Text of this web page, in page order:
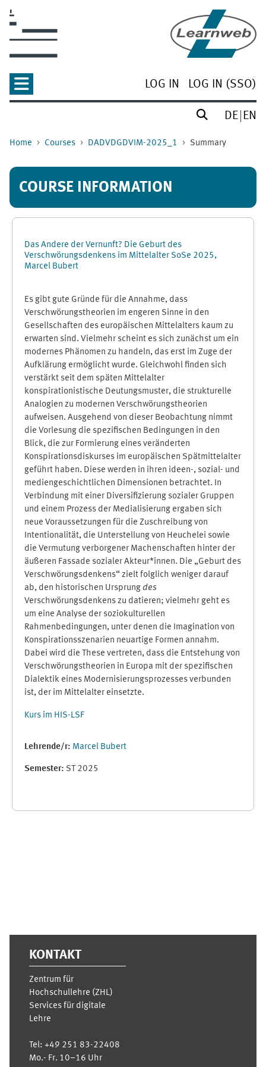
LOG IN LOG IN (SSO)
DE EN
Home Courses DADVDGDVIM-2025_1 Summary
COURSE INFORMATION
Das Andere der Vernunft? Die Geburt des
Verschwörungsdenkens im Mittelalter SoSe 2025,
Marcel Bubert
Es gibt gute Gründe für die Annahme, dass
Verschwörungstheorien im engeren Sinne in den
Gesellschaften des europäischen Mittelalters kaum zu
erwarten sind. Vielmehr scheint es sich zunächst um ein
modernes Phänomen zu handeln, das erst im Zuge der
Aufklärung ermöglicht wurde. Gleichwohl finden sich
verstärkt seit dem späten Mittelalter
konspirationistische Deutungsmuster, die strukturelle
Analogien zu modernen Verschwörungstheorien
aufweisen. Ausgehend von dieser Beobachtung nimmt
die Vorlesung die spezifischen Bedingungen in den
Blick, die zur Formierung eines veränderten
Konspirationsdiskurses im europäischen Spätmittelalter
geführt haben. Diese werden in ihren ideen-, sozial- und
mediengeschichtlichen Dimensionen betrachtet. In
Verbindung mit einer Diversifizierung sozialer Gruppen
und einem Prozess der Medialisierung ergaben sich
neue Voraussetzungen für die Zuschreibung von
Intentionalität, die Unterstellung von Heuchelei sowie
die Vermutung verborgener Machenschaften hinter der
äußeren Fassade sozialer Akteur*innen. Die „Geburt des
Verschwörungsdenkens“ zielt folglich weniger darauf
ab, den historischen Ursprung des
Verschwörungsdenkens zu datieren; vielmehr geht es
um eine Analyse der soziokulturellen
Rahmenbedingungen, unter denen die Imagination von
Konspirationsszenarien neuartige Formen annahm.
Dabei wird die These vertreten, dass die Entstehung von
Verschwörungstheorien in Europa mit der spezifischen
Dialektik eines Modernisierungsprozesses verbunden
ist, der im Mittelalter einsetzte.
Kurs im HIS-LSF
Lehrende/r: Marcel Bubert
Semester: ST 2025
KONTAKT
Zentrum für
Hochschullehre (ZHL)
Services für digitale
Lehre
Tel: +49 251 83-22408
Mo.- Fr. 10–16 Uhr